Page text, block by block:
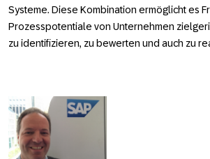
Systeme. Diese Kombination ermöglicht es
Prozesspotentiale von Unternehmen
zu identifizieren, zu bewerten und auch zu